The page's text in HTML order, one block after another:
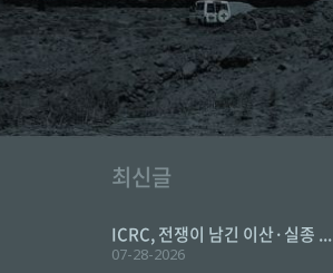
최신글
ICRC, 전쟁이 남긴 이산·실종 ...
07-28-2026